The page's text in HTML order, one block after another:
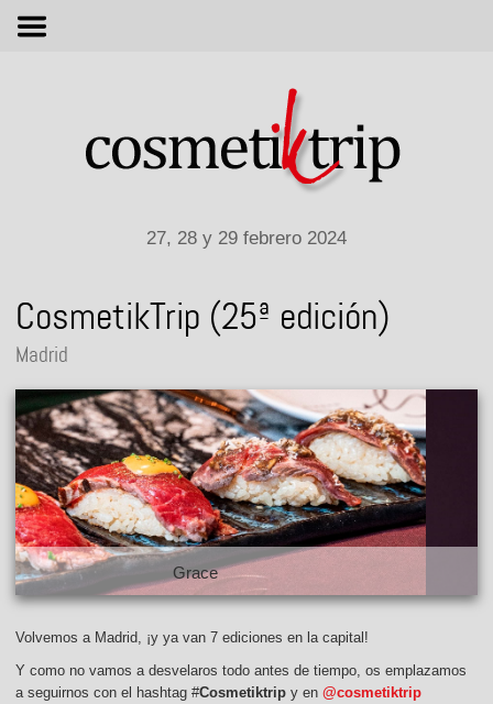
27, 28 y 29 febrero 2024
CosmetikTrip (25ª edición)
Madrid
Volvemos a Madrid, ¡y ya van 7 ediciones en la capital!
Y como no vamos a desvelaros todo antes de tiempo, os emplazamos
a seguirnos con el hashtag #Cosmetiktrip y en@cosmetiktrip